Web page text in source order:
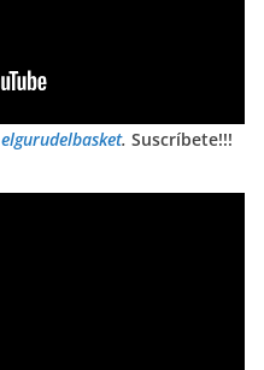
elgurudelbasket. Suscríbete!!!